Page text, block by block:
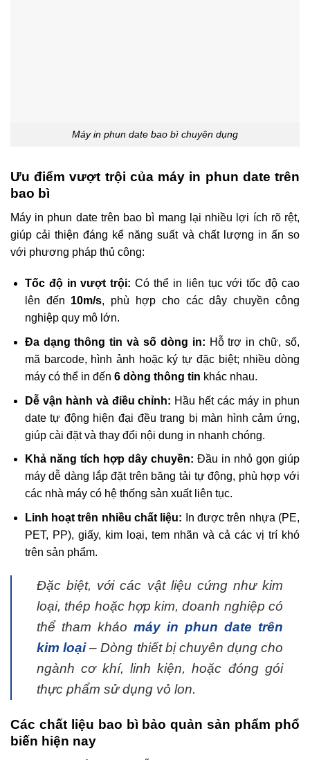
Máy in phun date bao bì chuyên dụng
Ưu điểm vượt trội của máy in phun date trên
bao bì
Máy in phun date trên bao bì mang lại nhiều lợi ích rõ rệt,
giúp cải thiện đáng kể năng suất và chất lượng in ấn so
với phương pháp thủ công:
Tốc độ in vượt trội: Có thể in liên tục với tốc độ cao
lên đến 10m/s, phù hợp cho các dây chuyền công
nghiệp quy mô lớn.
Đa dạng thông tin và số dòng in: Hỗ trợ in chữ, số,
mã barcode, hình ảnh hoặc ký tự đặc biệt; nhiều dòng
máy có thể in đến 6 dòng thông tin khác nhau.
Dễ vận hành và điều chỉnh: Hầu hết các máy in phun
date tự động hiện đại đều trang bị màn hình cảm ứng,
giúp cài đặt và thay đổi nội dung in nhanh chóng.
Khả năng tích hợp dây chuyền: Đầu in nhỏ gọn giúp
máy dễ dàng lắp đặt trên băng tải tự động, phù hợp với
các nhà máy có hệ thống sản xuất liên tục.
Linh hoạt trên nhiều chất liệu: In được trên nhựa (PE,
PET, PP), giấy, kim loại, tem nhãn và cả các vị trí khó
trên sản phẩm.
Đặc biệt, với các vật liệu cứng như kim
loại, thép hoặc hợp kim, doanh nghiệp có
thể tham khảo máy in phun date trên
kim loại– Dòng thiết bị chuyên dụng cho
ngành cơ khí, linh kiện, hoặc đóng gói
thực phẩm sử dụng vỏ lon.
Các chất liệu bao bì bảo quản sản phẩm phổ
biến hiện nay